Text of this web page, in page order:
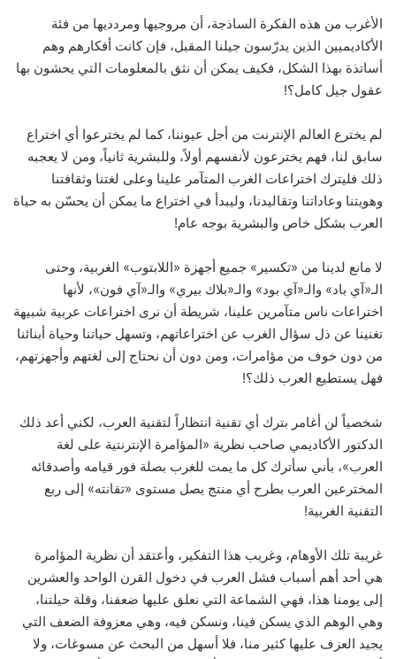
الأغرب من هذه الفكرة الساذجة، أن مروجيها ومردديها من فئة
الأكاديميين الذين يدرّسون جيلنا المقبل، فإن كانت أفكارهم وهم
أساتذة بهذا الشكل، فكيف يمكن أن نثق بالمعلومات التي يحشون بها
عقول جيل كامل؟!
لم يخترع العالم الإنترنت من أجل عيوننا، كما لم يخترعوا أي اختراع
سابق لنا، فهم يخترعون لأنفسهم أولاً، وللبشرية ثانياً، ومن لا يعجبه
ذلك فليترك اختراعات الغرب المتآمر علينا وعلى لغتنا وثقافتنا
وهويتنا وعاداتنا وتقاليدنا، وليبدأ في اختراع ما يمكن أن يحسّن به حياة
العرب بشكل خاص والبشرية بوجه عام!
لا مانع لدينا من «تكسير» جميع أجهزة «اللابتوب» الغربية، وحتى
الـ«آي باد» والـ«آي بود» والـ«بلاك بيري» والـ«آي فون»، لأنها
اختراعات ناس متآمرين علينا، شريطة أن نرى اختراعات عربية شبيهة
تغنينا عن ذل سؤال الغرب عن اختراعاتهم، وتسهل حياتنا وحياة أبنائنا
من دون خوف من مؤامرات، ومن دون أن نحتاج إلى لغتهم وأجهزتهم،
فهل يستطيع العرب ذلك؟!
شخصياً لن أغامر بترك أي تقنية انتظاراً لتقنية العرب، لكني أعد ذلك
الدكتور الأكاديمي صاحب نظرية «المؤامرة الإنترنتية على لغة
العرب»، بأني سأترك كل ما يمت للغرب بصلة فور قيامه وأصدقائه
المخترعين العرب بطرح أي منتج يصل مستوى «تقانته» إلى ربع
التقنية الغربية!
غريبة تلك الأوهام، وغريب هذا التفكير، وأعتقد أن نظرية المؤامرة
هي أحد أهم أسباب فشل العرب في دخول القرن الواحد والعشرين
إلى يومنا هذا، فهي الشماعة التي نعلق عليها ضعفنا، وقلة حيلتنا،
وهي الوهم الذي يسكن فينا، ونسكن فيه، وهي معزوفة الضعف التي
يجيد العزف عليها كثير منا، فلا أسهل من البحث عن مسوغات، ولا